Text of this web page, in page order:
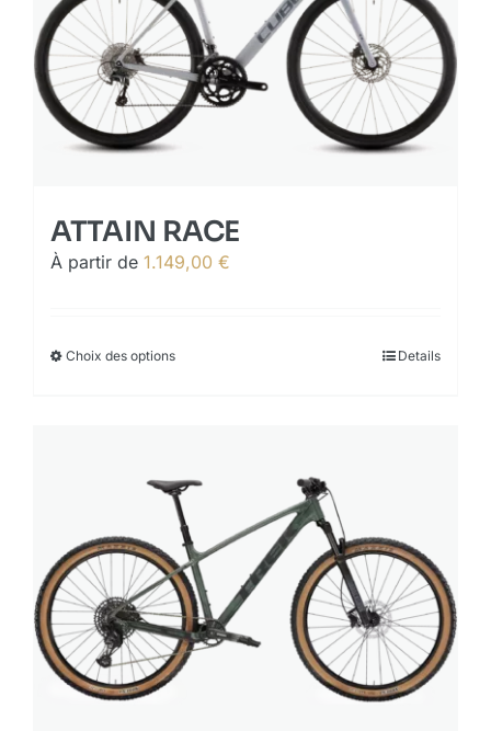
ATTAIN RACE
À partir de 1.149,00 €
Choix des optionsThis
The
options
may
be
chosen
on
the
Details